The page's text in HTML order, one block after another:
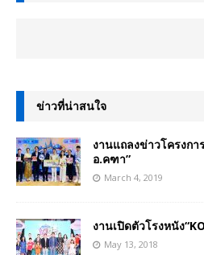
ข่าวที่น่าสนใจ
งานแถลงข่าวโครงกา
อ.คฑา”
March 4, 2019
งานเปิดตัวโรงหนัง
May 13, 2018